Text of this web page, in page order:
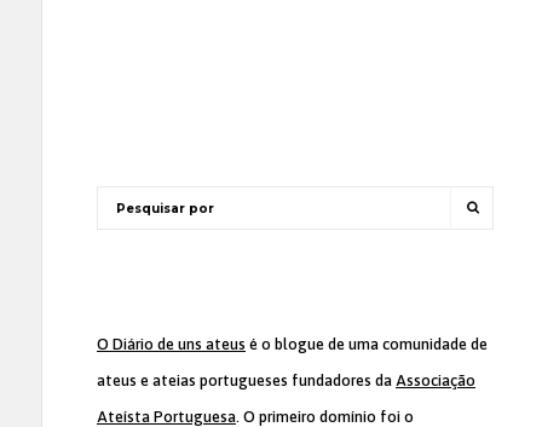
O Diário de uns ateus é o blogue de uma comunidade de
ateus e ateias portugueses fundadores da Associação
Ateísta Portuguesa. O primeiro domínio foi o